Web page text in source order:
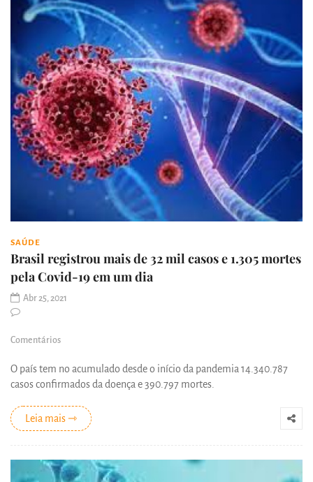
SAÚDE
Brasil registrou mais de 32 mil casos e 1.305 mortes
pela Covid-19 em um dia
Abr 25, 2021
Comentários
O país tem no acumulado desde o início da pandemia 14.340.787
casos confirmados da doença e 390.797 mortes.
Leia mais ⇾